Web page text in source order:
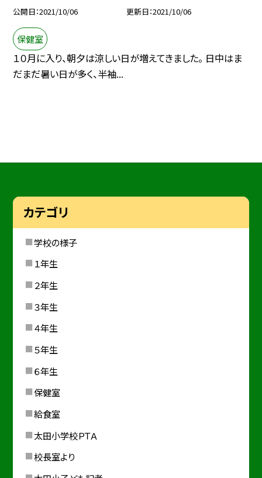
公開日 2021/10/06 更新日 2021/10/06
保健室
１０月に入り、朝夕は涼しい日が増えてきました。 日中はま
だまだ暑い日が多く、半袖...
カテゴリ
学校の様子
１年生
２年生
３年生
４年生
５年生
６年生
保健室
給食室
太田小学校ＰＴＡ
校長室より